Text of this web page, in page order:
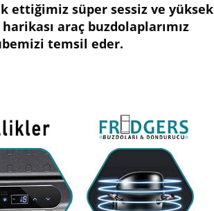
ettiğimiz süper sessiz ve yüksek
araç buzdolaplarımız
temsil eder.